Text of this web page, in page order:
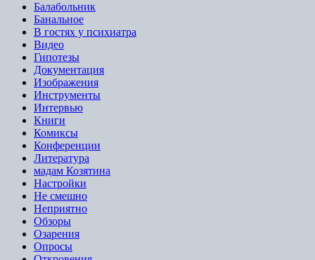
Балабольник
Банальное
В гостях у психиатра
Видео
Гипотезы
Документация
Изображения
Инструменты
Интервью
Книги
Комиксы
Конференции
Литература
мадам Козятина
Настройки
Не смешно
Неприятно
Обзоры
Озарения
Опросы